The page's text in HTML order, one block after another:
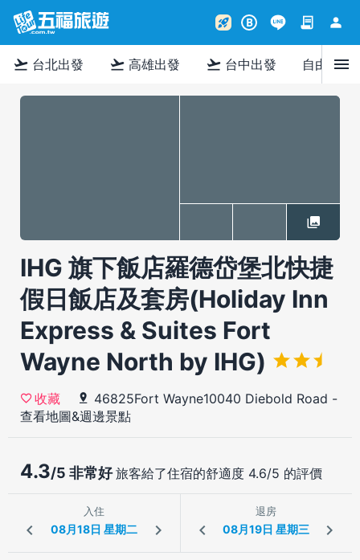
rocket_launch B contract person
flight_takeoff 台北出發 flight_takeoff 高雄出發 flight_takeoff 台中出發 自由行menu
IHG 旗下飯店羅德岱堡北快捷
假日飯店及套房(Holiday Inn
Express & Suites Fort
Wayne North by IHG)
收藏 46825Fort Wayne10040 Diebold Road -
查看地圖&週邊景點
4.3/5 非常好旅客給了住宿的舒適度 4.6/5 的評價
入住 退房